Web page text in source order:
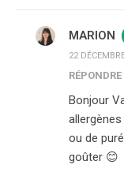
MARION
22
RÉPONDRE
Bonjour
ou de
goûter 😊